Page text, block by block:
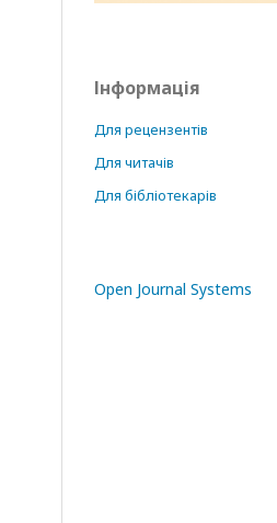
Інформація
Для рецензентів
Для читачів
Для бібліотекарів
Open Journal Systems